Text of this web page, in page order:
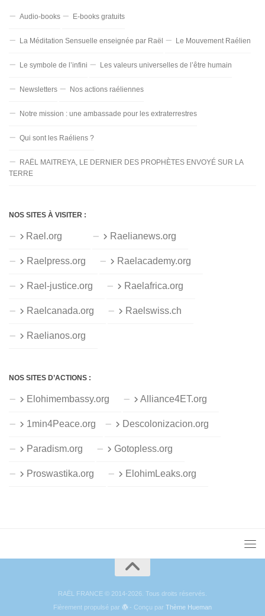
Audio-books E-books gratuits
La Méditation Sensuelle enseignée par Raël Le Mouvement Raélien
Le symbole de l’infini Les valeurs universelles de l’être humain
Newsletters Nos actions raéliennes
Notre mission : une ambassade pour les extraterrestres
Qui sont les Raéliens ?
RAËL MAITREYA, LE DERNIER DES PROPHÈTES ENVOYÉ SUR LA
TERRE
NOS SITES À VISITER :
Rael.org Raelianews.org
Raelpress.org Raelacademy.org
Rael-justice.org Raelafrica.org
Raelcanada.org Raelswiss.ch
Raelianos.org
NOS SITES D’ACTIONS :
Elohimembassy.org Alliance4ET.org
1min4Peace.org Descolonizacion.org
Paradism.org Gotopless.org
Proswastika.org ElohimLeaks.org
RAËL FRANCE © 2014-2026. Tous droits réservés.
Fièrement propulsé par
- Conçu parThème Hueman